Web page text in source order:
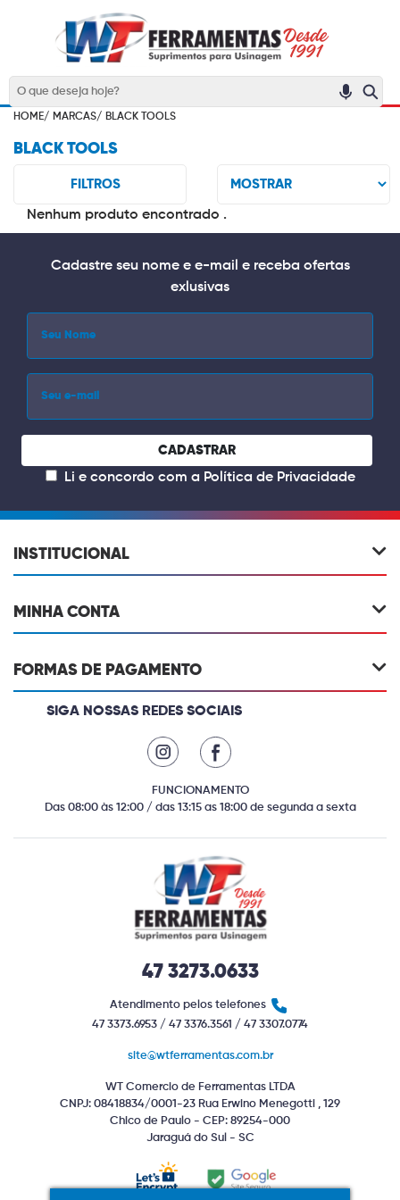
HOME/ MARCAS/ BLACK TOOLS
BLACK TOOLS
FILTROS
Nenhum produto encontrado .
Cadastre seu nome e e-mail e receba ofertas
exlusivas
CADASTRAR
Li e concordo com a Política de Privacidade
INSTITUCIONAL
MINHA CONTA
FORMAS DE PAGAMENTO
SIGA NOSSAS REDES SOCIAIS
FUNCIONAMENTO
Das 08:00 às 12:00 / das 13:15 as 18:00 de segunda a sexta
47 3273.0633
Atendimento pelos telefones
47 3373.6953 / 47 3376.3561 / 47 3307.0774
site@wtferramentas.com.br
WT Comercio de Ferramentas LTDA
CNPJ: 08418834/0001-23 Rua Erwino Menegotti , 129
Chico de Paulo - CEP: 89254-000
Jaraguá do Sul - SC